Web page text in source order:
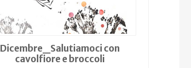
Dicembre_Salutiamoci con
cavolfiore e broccoli